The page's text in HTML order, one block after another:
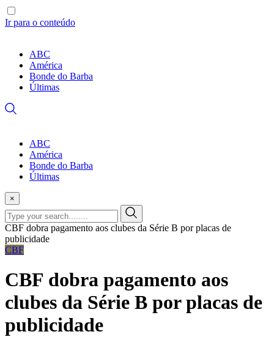
Ir para o conteúdo
ABC
América
Bonde do Barba
Últimas
ABC
América
Bonde do Barba
Últimas
×
CBF dobra pagamento aos clubes da Série B por placas de
publicidade
CBF
CBF dobra pagamento aos
clubes da Série B por placas de
publicidade